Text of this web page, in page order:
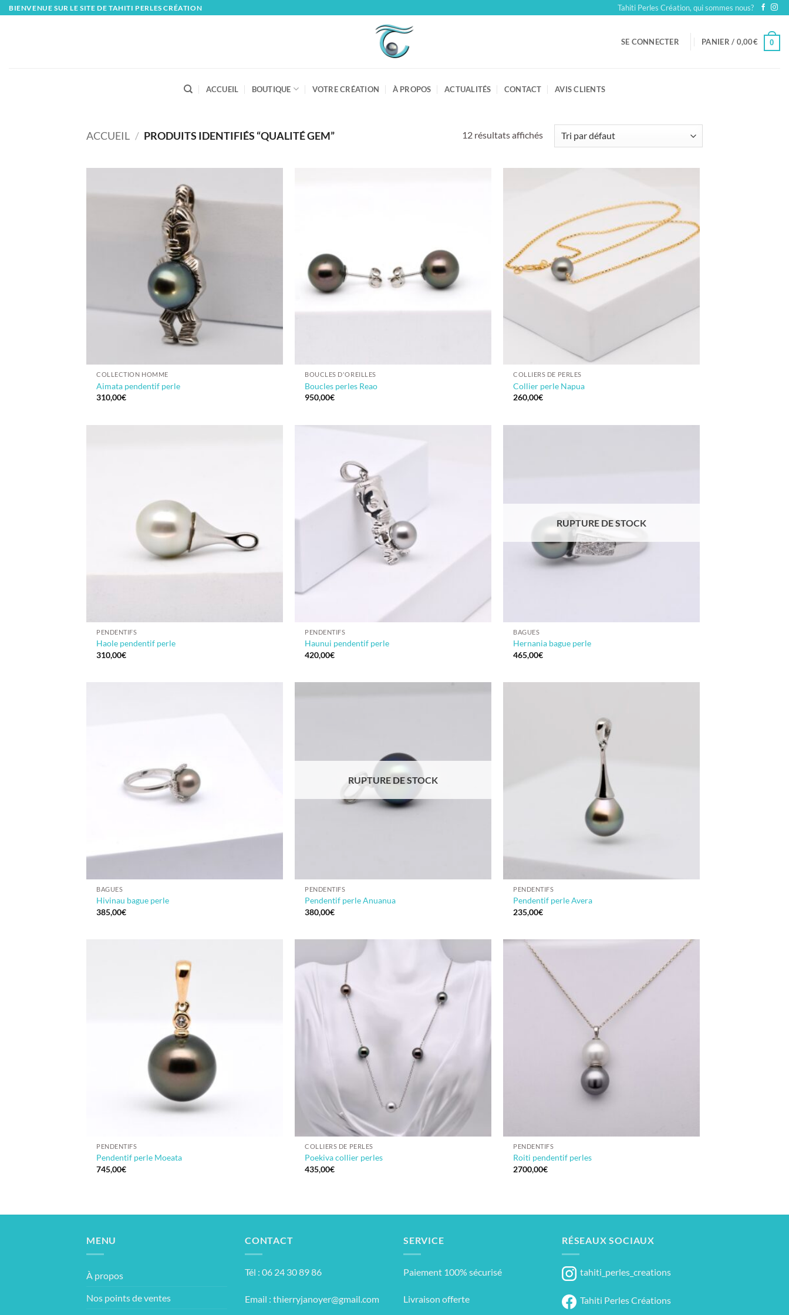
SkipBIENVENUE SUR LE SITE DE TAHITI PERLES CRÉATION Tahiti Perles Création, qui sommes nous?
SE CONNECTER PANIER / 0,00€ 0
ACCUEIL BOUTIQUE VOTRE CRÉATION À PROPOS ACTUALITÉS CONTACT AVIS CLIENTS
ACCUEIL / PRODUITS IDENTIFIÉS “QUALITÉ GEM” 12 résultats affichés
COLLECTION HOMME
Aimata pendentif perle
310,00€
BOUCLES D'OREILLES
Boucles perles Reao
950,00€
COLLIERS DE PERLES
Collier perle Napua
260,00€
PENDENTIFS
Haole pendentif perle
310,00€
PENDENTIFS
Haunui pendentif perle
420,00€
RUPTURE DE STOCK
BAGUES
Hernania bague perle
465,00€
BAGUES
Hivinau bague perle
385,00€
RUPTURE DE STOCK
PENDENTIFS
Pendentif perle Anuanua
380,00€
PENDENTIFS
Pendentif perle Avera
235,00€
PENDENTIFS
Pendentif perle Moeata
745,00€
COLLIERS DE PERLES
Poekiva collier perles
435,00€
PENDENTIFS
Roiti pendentif perles
2700,00€
MENU
À propos
Nos points de ventes
CONTACT
Tél : 06 24 30 89 86
Email : thierryjanoyer@gmail.com
SERVICE
Paiement 100% sécurisé
Livraison offerte
RÉSEAUX SOCIAUX
tahiti_perles_creations
Tahiti Perles Créations